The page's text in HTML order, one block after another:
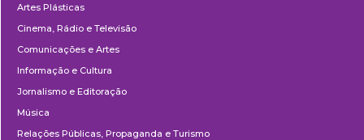
Artes Plásticas
Cinema, Rádio e Televisão
Comunicações e Artes
Informação e Cultura
Jornalismo e Editoração
Música
Relações Públicas, Propaganda e Turismo